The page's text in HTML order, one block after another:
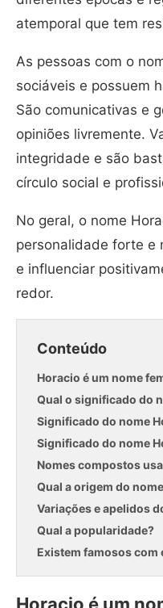
atemporal que tem
As pessoas com o
sociáveis ​​e possuem
São comunicativas e
opiniões livremente.
integridade e são
círculo social e
No geral, o nome
personalidade forte e
e influenciar
redor.
Conteúdo
Horacio é um nome
Qual o significado do
Significado do nome
Significado do nome
Nomes compostos
Qual a origem do
Variações e apelidos
Qual a popularidade?
Existem famosos com